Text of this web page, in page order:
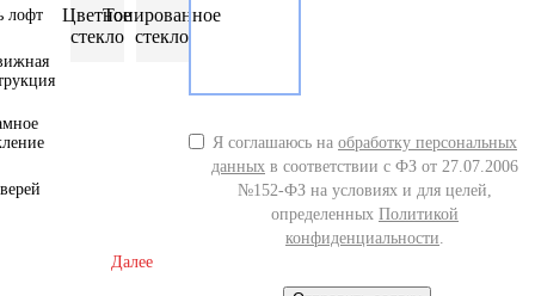
лофт
Цветное
стекло
Тонированное
стекло
Далее
Я соглашаюсь на обработку персональных
данных в соответствии с ФЗ от 27.07.2006
№152-ФЗ на условиях и для целей,
определенных Политикой
конфиденциальности